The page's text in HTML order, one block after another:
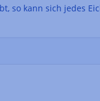
so kann sich jedes